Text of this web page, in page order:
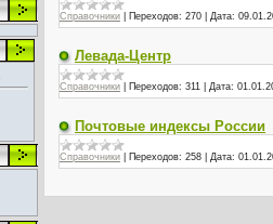
Справочники Переходов: 270 Дата:
Левада-Центр
Справочники Переходов: 311 Дата:
Почтовые индексы России
Справочники Переходов: 258 Дата: